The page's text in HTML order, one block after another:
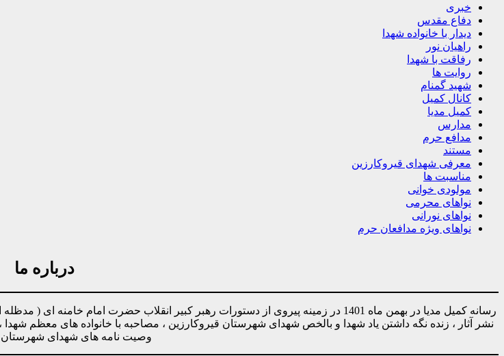
خبری
دفاع مقدس
دیدار با خانواده شهدا
راهیان نور
رفاقت با شهدا
روایت ها
شهید گمنام
کانال کمیل
کمیل مدیا
مدارس
مدافع حرم
مستند
معرفی شهدای قیروکارزین
مناسبت ها
مولودی خوانی
نواهای محرمی
نواهای نورانی
نواهای ویژه مدافعان حرم
درباره ما
رسانه کمیل مدیا در بهمن ماه 1401 در زمینه پیروی از دستورات رهبر کبیر انقلاب حضرت
نشر آثار ، زنده نگه داشتن یاد شهدا و بالخص شهدای شهرستان قیروکارزین ، مصاحبه با خانواده های معظم
وصیت نامه های شهدای شهرستان